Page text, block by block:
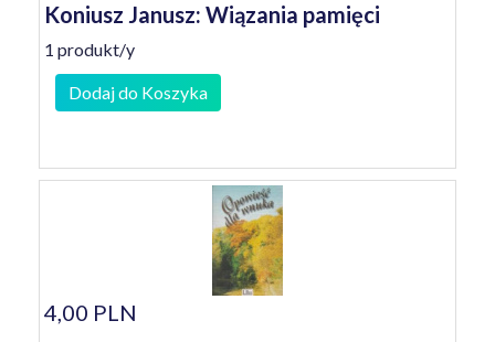
Koniusz Janusz: Wiązania pamięci
1 produkt/y
Dodaj do Koszyka
4,00 PLN